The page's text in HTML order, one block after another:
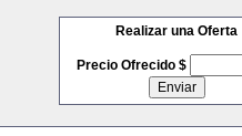
Realizar una Oferta
Precio Ofrecido $